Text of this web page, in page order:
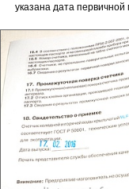
указана дата первичной